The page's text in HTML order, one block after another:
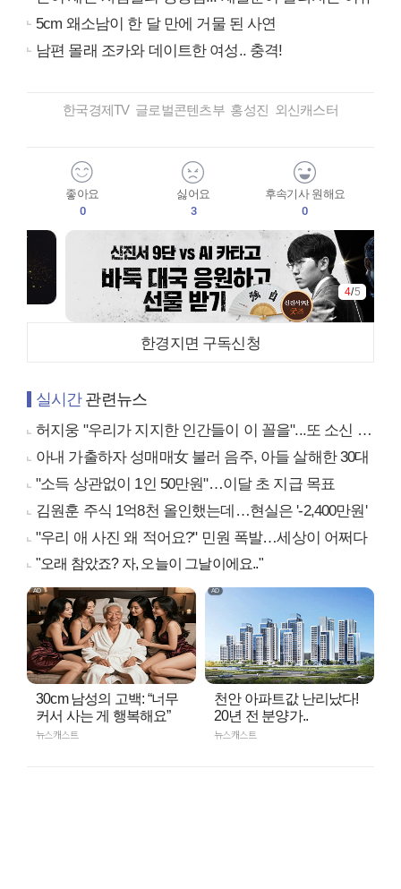
5cm 왜소남이 한 달 만에 거물 된 사연
남편 몰래 조카와 데이트한 여성.. 충격!
한국경제TV 글로벌콘텐츠부 홍성진 외신캐스터
좋아요
0
싫어요
3
후속기사 원해요
0
4/5
한경지면 구독신청
실시간관련뉴스
허지웅 "우리가 지지한 인간들이 이 꼴을"...또 소신 발언
아내 가출하자 성매매女 불러 음주, 아들 살해한 30대
"소득 상관없이 1인 50만원"…이달 초 지급 목표
김원훈 주식 1억8천 올인했는데…현실은 '-2,400만원'
"우리 애 사진 왜 적어요?" 민원 폭발…세상이 어쩌다
"오래 참았죠? 자, 오늘이 그날이에요.."
30cm 남성의 고백: “너무
커서 사는 게 행복해요”
뉴스캐스트
천안 아파트값 난리났다!
20년 전 분양가..
뉴스캐스트